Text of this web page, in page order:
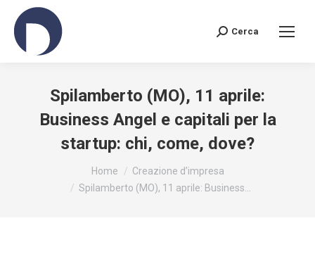
Search:
Cerca
Spilamberto (MO), 11 aprile:
Business Angel e capitali per la
startup: chi, come, dove?
Home
Creazione d’impresa
Spilamberto (MO), 11 aprile: Business…